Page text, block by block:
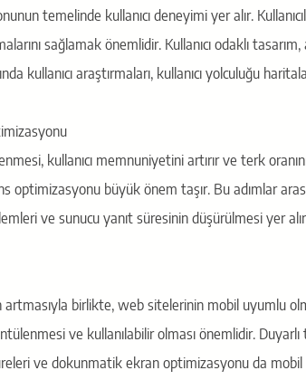
temelinde kullanıcı deneyimi yer alır.
sağlamak önemlidir. Kullanıcı odaklı
kullanıcı araştırmaları, kullanıcı yolculuğu
kullanıcı memnuniyetini artırır ve terk
optimizasyonu büyük önem taşır. Bu adımlar
ve sunucu yanıt süresinin düşürülmesi yer
artmasıyla birlikte, web sitelerinin mobil uyumlu
ve kullanılabilir olması önemlidir.
ve dokunmatik ekran optimizasyonu da mobil